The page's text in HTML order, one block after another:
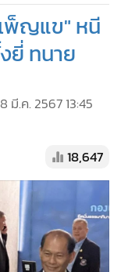
พ็ญแข" หนี
ยี่ ทนาย
มี.ค. 2567 13:45
18,647